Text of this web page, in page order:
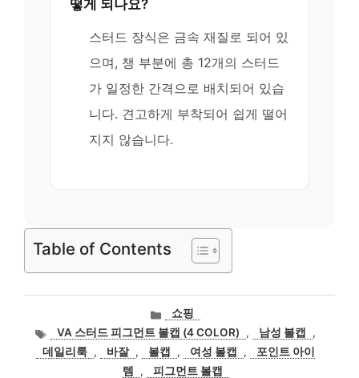
떻게 되나요?
스터드 장식은 금속 재질로 되어 있
으며, 챙 부분에 총 12개의 스터드
가 일정한 간격으로 배치되어 있습
니다. 견고하게 부착되어 쉽게 떨어
지지 않습니다.
Table of Contents
카
테
고
리
쇼핑
태
그
VA 스터드 피그먼트 볼캡 (4 COLOR) , 남성 볼캡
,
데일리룩 , 바잘 , 볼캡 , 여성 볼캡 ,
포인트 아이
템
,
피그먼트 볼캡